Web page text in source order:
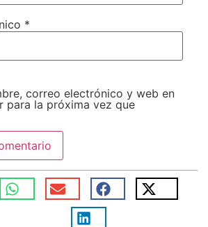
*
correo electrónico y web en
para la próxima vez que